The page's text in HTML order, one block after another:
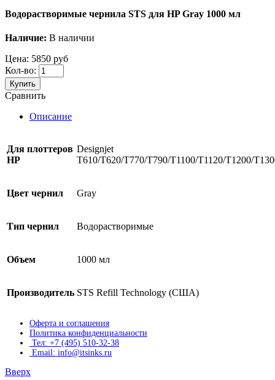
Водорастворимые чернила STS для HP Gray 1000 мл
Наличие: В наличии
Цена: 5850 руб
Кол-во:
Купить
Сравнить
Описание
Для плоттеров
HP
Designjet
T610/T620/T770/T790/T1100/T1120/T1200/
Цвет чернил Gray
Тип чернил Водорастворимые
Объем 1000 мл
Производитель STS Refill Technology (США)
Оферта и соглашения
Политика конфиденциальности
Тел: +7 (495) 510-32-38
Email: info@itsinks.ru
Вверх